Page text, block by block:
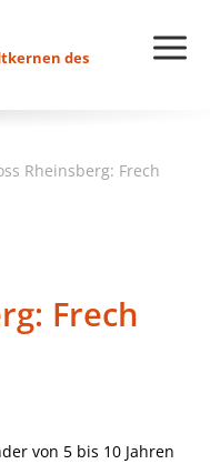
des
Rheinsberg: Frech
Frech
von 5 bis 10 Jahren